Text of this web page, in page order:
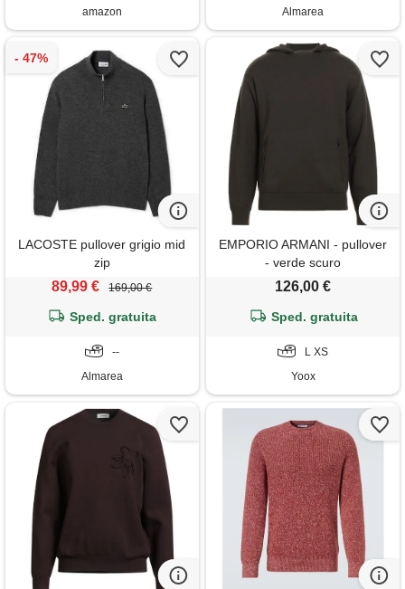
amazon Almarea
LACOSTE pullover grigio mid
zip
89,99 € 169,00 €
Sped. gratuita
--
Almarea
EMPORIO ARMANI - pullover
- verde scuro
126,00 €
Sped. gratuita
L XS
Yoox